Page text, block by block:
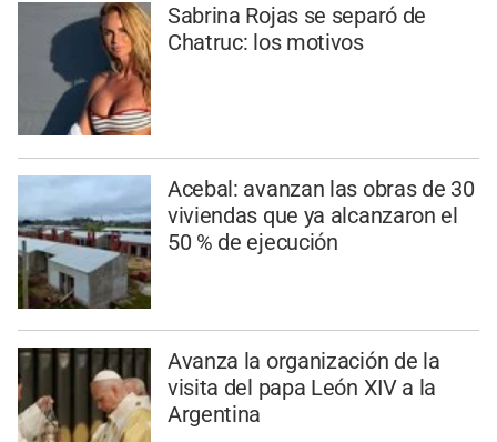
Sabrina Rojas se separó de
Chatruc: los motivos
Acebal: avanzan las obras de 30
viviendas que ya alcanzaron el
50 % de ejecución
Avanza la organización de la
visita del papa León XIV a la
Argentina